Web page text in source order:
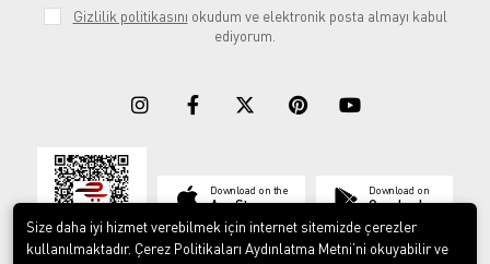
Gizlilik politikasını okudum ve elektronik posta almayı kabul
ediyorum.
Download on the
App Store
Download on
Google play
Size daha iyi hizmet verebilmek için internet sitemizde çerezler
kullanılmaktadır. Çerez Politikaları Aydınlatma Metni’ni okuyabilir ve